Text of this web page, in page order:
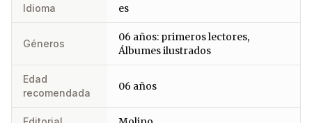
Idioma es
Géneros
06 años: primeros lectores,
Álbumes ilustrados
Edad
recomendada
06 años